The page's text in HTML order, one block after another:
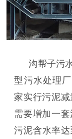
沟帮子污
型污水处理
家实行污泥
需要增加一
污泥含水率